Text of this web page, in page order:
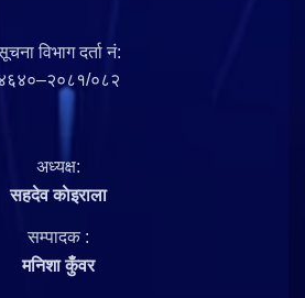
विभाग दर्ता नं‍:
०८२
अध्यक्ष:
सहदेव काेइराला
सम्पादक :
मनिशा कुँवर